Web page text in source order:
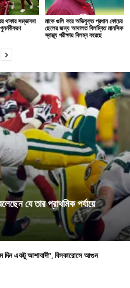
থাকার সম্ভাবনা
মাকে গুলি করে অভিযুক্ত প্রধান কোচের
ছেলের জন্য আদালত বিলম্বিত মানসিক
স্বাস্থ্য পরীক্ষায় বিলম্ব করেছে
যে তার প্রাথমিক পর্যায়ে
দিন একটু আশাবাদী”, বিসকারোসে আগুন